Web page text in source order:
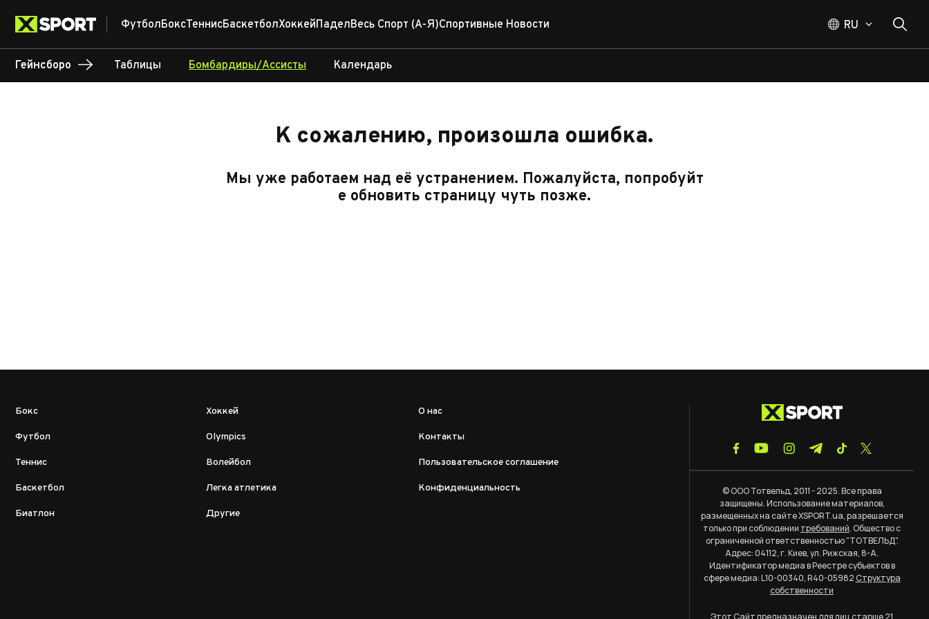
ФутболБоксТеннисБаскетболХоккейПаделВесь Спорт (А-Я)Спортивные Новости RU
Гейнсборо Таблицы Бомбардиры/Ассисты Календарь
К сожалению, произошла ошибка.
Мы уже работаем над её устранением. Пожалуйста, попробуйт
е обновить страницу чуть позже.
Бокс
Футбол
Теннис
Баскетбол
Биатлон
Хоккей
Olympics
Волейбол
Легка атлетика
Другие
О нас
Контакты
Пользовательское соглашение
Конфиденциальность
© ООО Тотвельд, 2011 - 2025. Все права
защищены. Использование материалов,
размещенных на сайте XSPORT.ua, разрешается
только при соблюдении требований. Общество с
ограниченной ответственностью "ТОТВЕЛЬД".
Адрес: 04112, г. Киев, ул. Рижская, 8-А.
Идентификатор медиа в Реестре субъектов в
сфере медиа: L10-00340, R40-05982Структура
собственности
Этот Сайт предназначен для лиц старше 21